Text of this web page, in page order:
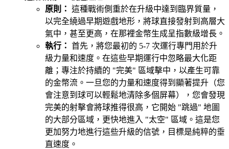
原則： 這種戰術側重於在升級中達到臨界質量，
以完全繞過早期遊戲地形，將球直接發射到高層大
氣中，甚至更高，在那裡金幣生成呈指數級增長。
執行： 首先，將您最初的 5-7 次運行專門用於升
級力量和速度。在這些早期運行中忽略最大化距
離；專注於持續的 "完美" 區域擊中，以產生可靠
的金幣流。一旦您的力量和速度得到顯著提升（您
會注意到球可以輕鬆地清除多個屏幕），您會發現
完美的射擊會將球推得很高，它開始 "跳過" 地圖
的大部分區域，更快地進入 "太空" 區域。這是您
更加努力地進行這些升級的信號，目標是純粹的垂
直速度。